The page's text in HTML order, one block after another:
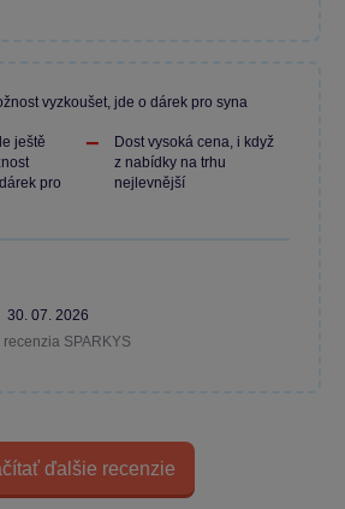
30. 07. 2026
SPARKYS
vyzkoušet, jde o dárek pro syna
ještě
pro
Dost vysoká cena, i když
z nabídky na trhu
nejlevnější
ďalšie recenzie